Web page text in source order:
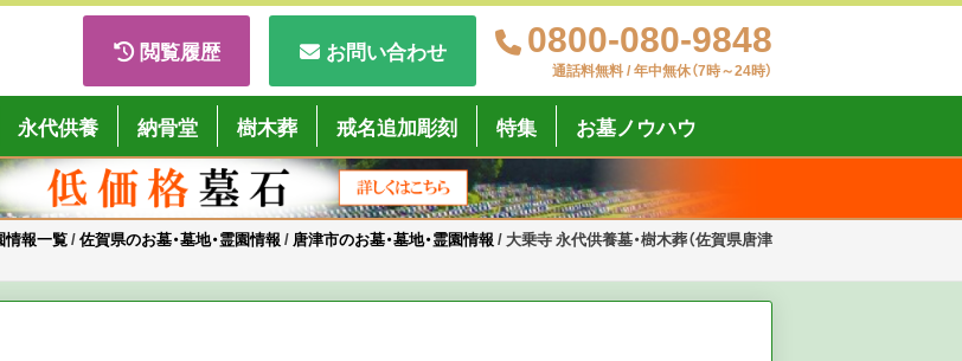
閲覧履歴 お問い合わせ 0800-080-9848
通話料無料 / 年中無休（7時～24時）
永代供養 納骨堂 樹木葬 戒名追加彫刻 特集 お墓ノウハウ
情報一覧/佐賀県のお墓・墓地・霊園情報 / 唐津市のお墓・墓地・霊園情報 / 大乗寺 永代供養墓・樹木葬（佐賀県唐津